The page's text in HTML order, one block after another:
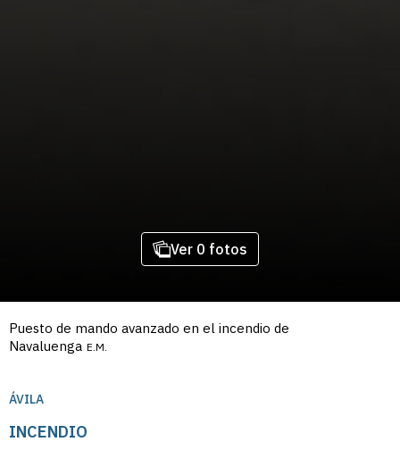
Ver 0 fotos
Puesto de mando avanzado en el incendio de
Navaluenga E.M.
ÁVILA
INCENDIO